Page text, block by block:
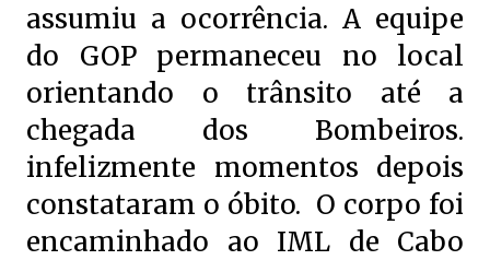
assumiu a ocorrência. A equipe
do GOP permaneceu no local
orientando o trânsito até a
chegada dos Bombeiros.
infelizmente momentos depois
constataram o óbito. O corpo foi
encaminhado ao IML de Cabo